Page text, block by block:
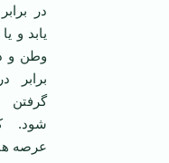
در
یابد و
وطن و
برابر
گرفتن
شود.
عرصه